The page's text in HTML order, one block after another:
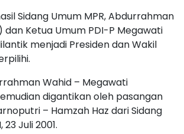
Sidang Umum MPR, Abdurrahman
dan Ketua Umum PDI-P Megawati
menjadi Presiden dan Wakil
Wahid – Megawati
digantikan oleh pasangan
– Hamzah Haz dari Sidang
23 Juli 2001.